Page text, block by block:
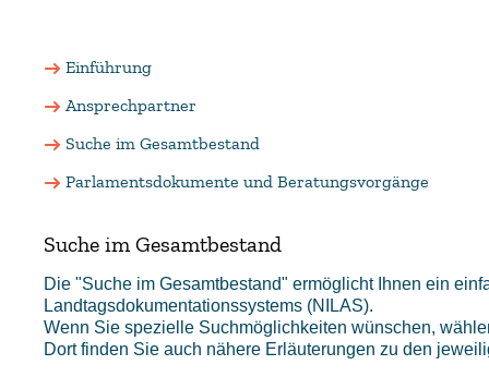
Einführung
Ansprechpartner
Suche im Gesamtbestand
Parlamentsdokumente und Beratungsvorgänge
Suche im Gesamtbestand
Die "Suche im Gesamtbestand" ermöglicht Ihnen ein
Landtagsdokumentationssystems (NILAS).
Wenn Sie spezielle Suchmöglichkeiten wünschen,
Dort finden Sie auch nähere Erläuterungen zu den